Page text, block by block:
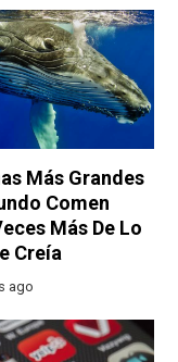
Más Grandes
Comen
Más De Lo
Creía
ago